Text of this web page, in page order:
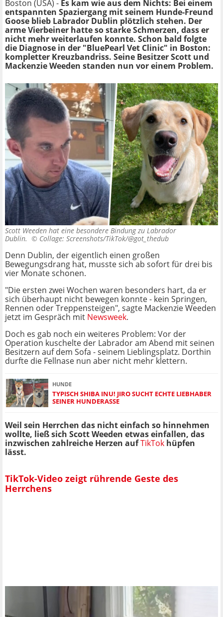
Boston (USA) - Es kam wie aus dem Nichts: Bei einem
entspannten Spaziergang mit seinem Hunde-Freund
Goose blieb Labrador Dublin plötzlich stehen. Der
arme Vierbeiner hatte so starke Schmerzen, dass er
nicht mehr weiterlaufen konnte. Schon bald folgte
die Diagnose in der "BluePearl Vet Clinic" in Boston:
kompletter Kreuzbandriss. Seine Besitzer Scott und
Mackenzie Weeden standen nun vor einem Problem.
Scott Weeden hat eine besondere Bindung zu Labrador
Dublin. © Collage: Screenshots/TikTok/@got_thedub
Denn Dublin, der eigentlich einen großen
Bewegungsdrang hat, musste sich ab sofort für drei bis
vier Monate schonen.
"Die ersten zwei Wochen waren besonders hart, da er
sich überhaupt nicht bewegen konnte - kein Springen,
Rennen oder Treppensteigen", sagte Mackenzie Weeden
jetzt im Gespräch mit Newsweek.
Doch es gab noch ein weiteres Problem: Vor der
Operation kuschelte der Labrador am Abend mit seinen
Besitzern auf dem Sofa - seinem Lieblingsplatz. Dorthin
durfte die Fellnase nun aber nicht mehr klettern.
HUNDE
TYPISCH SHIBA INU! JIRO SUCHT ECHTE LIEBHABER
SEINER HUNDERASSE
Weil sein Herrchen das nicht einfach so hinnehmen
wollte, ließ sich Scott Weeden etwas einfallen, das
inzwischen zahlreiche Herzen aufTikTok hüpfen
lässt.
TikTok-Video zeigt rührende Geste des
Herrchens